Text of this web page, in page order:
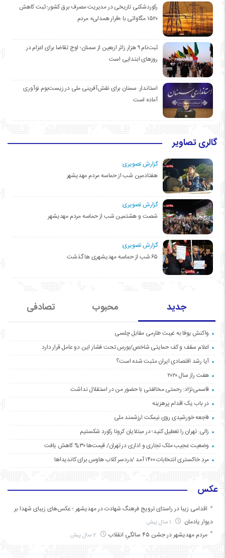
رکوردشکنی تاریخی در مدیریت مصرف برق کشور؛ ثبت کاهش
۱۵۲۰ مگاواتی با «قرار همدلی» مردم
ثبت‌نام ۹ هزار زائر اربعین از سمنان؛ اوج تقاضا برای اعزام در
روزهای ابتدایی است
استاندار: سمنان برای نقش‌آفرینی ملی در زیست‌بوم نوآوری
آماده است
گالری تصاویر
گزارش تصویری:
هفتادمین شب از حماسه مردم مهدیشهر
گزارش تصویری:
شصت و هشتمین شب از حماسه مردم مهدیشهر
گزارش تصویری:
۶۵ شب از حماسه مهدیشهری ها گذشت
جدید محبوب تصادفی
واکنش یوفا به غیبت طارمی مقابل چلسی
اعلام سقف و کف حمایتی شاخص/بورس تحت فشار این دو عامل قرار دارد
آیا رشد اقتصادی ایران مثبت شده است؟
هفت راز سال ۲۰۲۰
قاسمی‌نژاد: رحمتی مخالفتی با حضور من در استقلال نداشت
در باب یک اقدام پرهزینه
فاجعه خورشیدی روی نیمکت ارزشمند ملی
زالی: تهران را تعطیل کنید؛ در مبتلایان کرونا رکورد شکستیم
وضعیت عجیب ملک تجاری و اداری در تهران/ قیمت‌ها ۳۰% کاهش یافت
مردِ خاکستری انتخابات ۱۴۰۰ آمد /دردسر کلاب هاوس برای کاندیداها
عکس
اقدامی زیبا در راستای ترویج فرهنگ شهادت در مهدیشهر ؛ عکس‌های زیبای شهدا بر
دیوار یادمان
مردم مهدیشهر در جشن ۴۵ سالگیِ انقلاب